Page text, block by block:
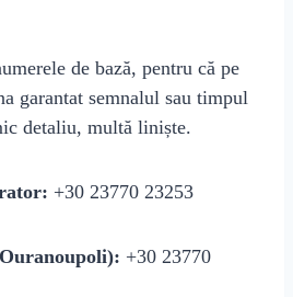
de bază, pentru că pe
garantat semnalul sau timpul
detaliu, multă liniște.
+30 23770 23253
+30 23770